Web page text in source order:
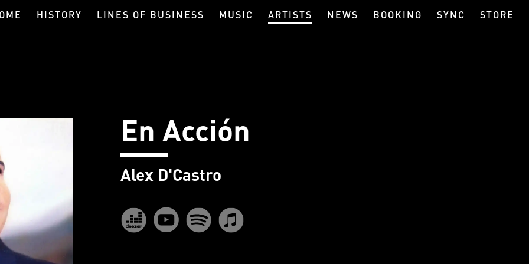
HISTORY LINES OF BUSINESS MUSIC ARTISTS NEWS BOOKING SYNC STORE
En Acción
Alex D'Castro